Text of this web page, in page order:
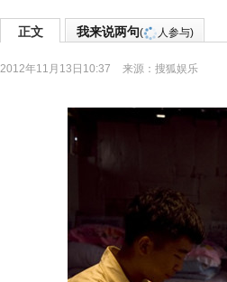
正文 我来说两句( 人参与)
2012年11月13日10:37 来源： 搜狐娱乐